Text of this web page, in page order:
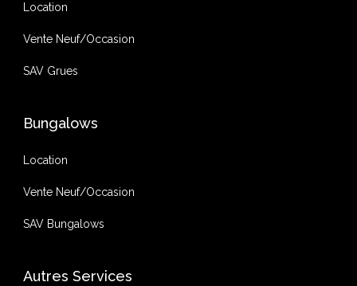
Location
Vente Neuf/Occasion
SAV Grues
Bungalows
Location
Vente Neuf/Occasion
SAV Bungalows
Autres Services